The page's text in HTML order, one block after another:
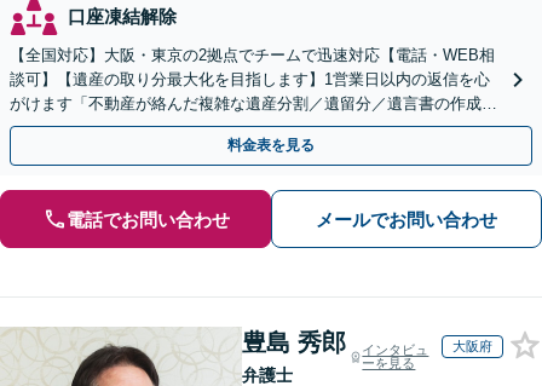
口座凍結解除
【全国対応】大阪・東京の2拠点でチームで迅速対応【電話・WEB相
談可】【遺産の取り分最大化を目指します】1営業日以内の返信を心
がけます「不動産が絡んだ複雑な遺産分割／遺留分／遺言書の作成・
執行／事業承継など、お任せください」【休日相談あり】
料金表を見る
電話でお問い合わせ メールでお問い合わせ
豊島 秀郎
弁護士
インタビュ
ーを見る
大阪府